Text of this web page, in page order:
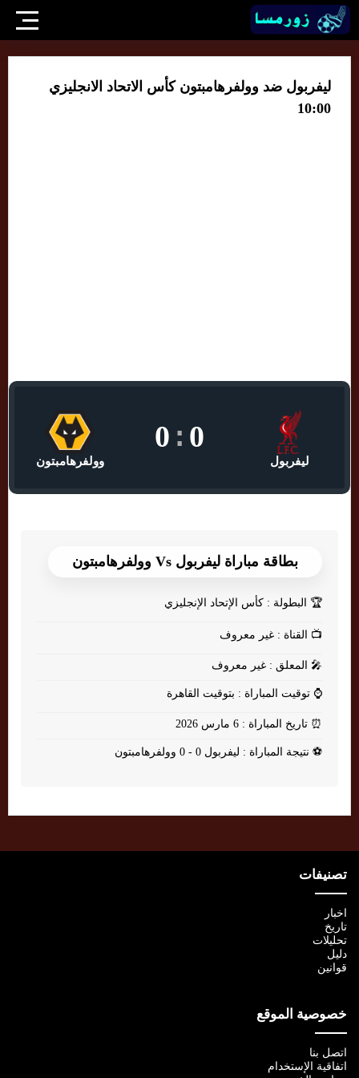
ليفربول ضد وولفرهامبتون كأس الاتحاد الانجليزي
10:00
ليفربول
0
:
0
وولفرهامبتون
بطاقة مباراة ليفربول Vs وولفرهامبتون
🏆 البطولة : كأس الإتحاد الإنجليزي
📺 القناة : غير معروف
🎤 المعلق : غير معروف
⌚ توقيت المباراة : بتوقيت القاهرة
⏰ تاريخ المباراة : 6 مارس 2026
⚽ نتيجة المباراة : ليفربول 0 - 0 وولفرهامبتون
تصنيفات
اخبار
تاريخ
تحليلات
دليل
قوانين
خصوصية الموقع
اتصل بنا
اتفاقية الإستخدام